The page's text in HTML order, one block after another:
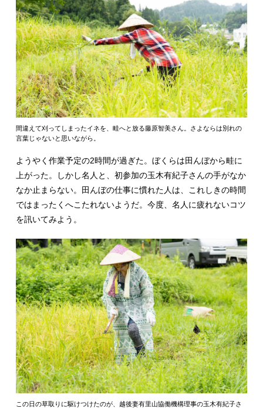
間違えて刈ってしまったイネを、畦へと放る藤原智美さん。さよならは別れの
言葉じゃないと思いながら。
ようやく作業予定の2時間が過ぎた。ぼくらは田んぼから畦に
上がった。しかし名人と、初参加の玉木有紀子さんの手がなか
なか止まらない。田んぼの仕事に慣れた人は、これしきの時間
ではまったくへこたれないようだ。今度、名人に疲れないコツ
を訊いてみよう。
この日の草取りに駆けつけたのが、越後妻有里山協働機構理事の玉木有紀子さ